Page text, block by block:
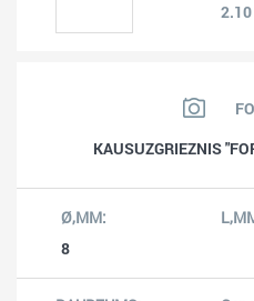
2.10
KAUSUZGRIEZNIS
8